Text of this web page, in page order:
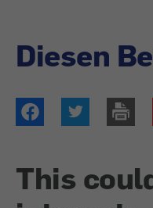
Diesen
This